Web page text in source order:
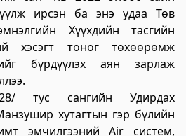
Төрийн цахим
төв
ирсэн ба энэ удаа Төв
Хүүхдийн тасгийн
хэсэгт тоног төхөөрөмж
бүрдүүлэх аян зарлаж
тус сангийн Удирдах
хутагтын гэр бүлийн
эмчилгээний Air систем,